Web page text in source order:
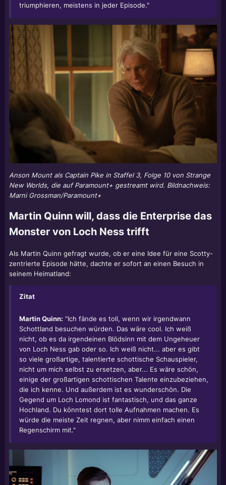
triumphieren, meistens in jeder Episode."
Anson Mount als Captain Pike in Staffel 3, Folge 10 von Strange
New Worlds, die auf Paramount+ gestreamt wird. Bildnachweis:
Marni Grossman/Paramount+
Martin Quinn will, dass die Enterprise das
Monster von Loch Ness trifft
Als Martin Quinn gefragt wurde, ob er eine Idee für eine Scotty-
zentrierte Episode hätte, dachte er sofort an einen Besuch in
seinem Heimatland:
Zitat
Martin Quinn: "Ich fände es toll, wenn wir irgendwann
Schottland besuchen würden. Das wäre cool. Ich weiß
nicht, ob es da irgendeinen Blödsinn mit dem Ungeheuer
von Loch Ness gab oder so. Ich weiß nicht... aber es gibt
so viele großartige, talentierte schottische Schauspieler,
nicht um mich selbst zu ersetzen, aber... Es wäre schön,
einige der großartigen schottischen Talente einzubeziehen,
die ich kenne. Und außerdem ist es wunderschön. Die
Gegend um Loch Lomond ist fantastisch, und das ganze
Hochland. Du könntest dort tolle Aufnahmen machen. Es
würde die meiste Zeit regnen, aber nimm einfach einen
Regenschirm mit."